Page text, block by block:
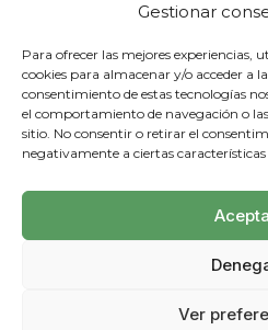
Gestionar
Para ofrecer las mejores experiencias,
cookies para almacenar y/o acceder a
consentimiento de estas tecnologías
el comportamiento de navegación o
sitio. No consentir o retirar el
negativamente a ciertas
Ver
Canal de
93 685
Política de